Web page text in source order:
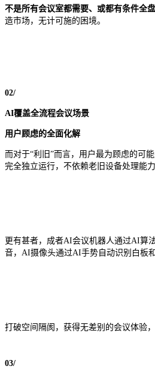
不是所有会议室都需要、或都有条件全
造市场，无计可施的困境。
02/
AI覆盖全流程会议场景
用户顾虑的全面化解
而对于“利旧”而言，用户最为顾虑的可
完全独立运行，不依赖老旧设备处理能
更有甚者，成者AI会议机器人通过AI算
音，AI摄像头通过AI手势自动识别白板
打破空间隔阂，获得无差别的会议体验
03/